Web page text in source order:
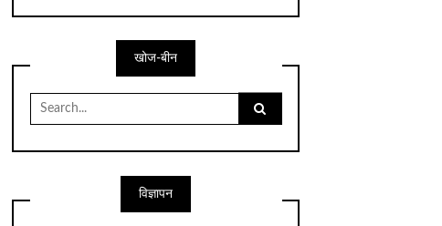
खोज-बीन
Search
for:
विज्ञापन